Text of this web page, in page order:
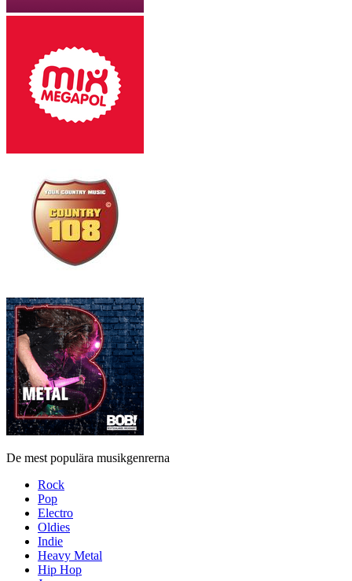
De mest populära musikgenrerna
Rock
Pop
Electro
Oldies
Indie
Heavy Metal
Hip Hop